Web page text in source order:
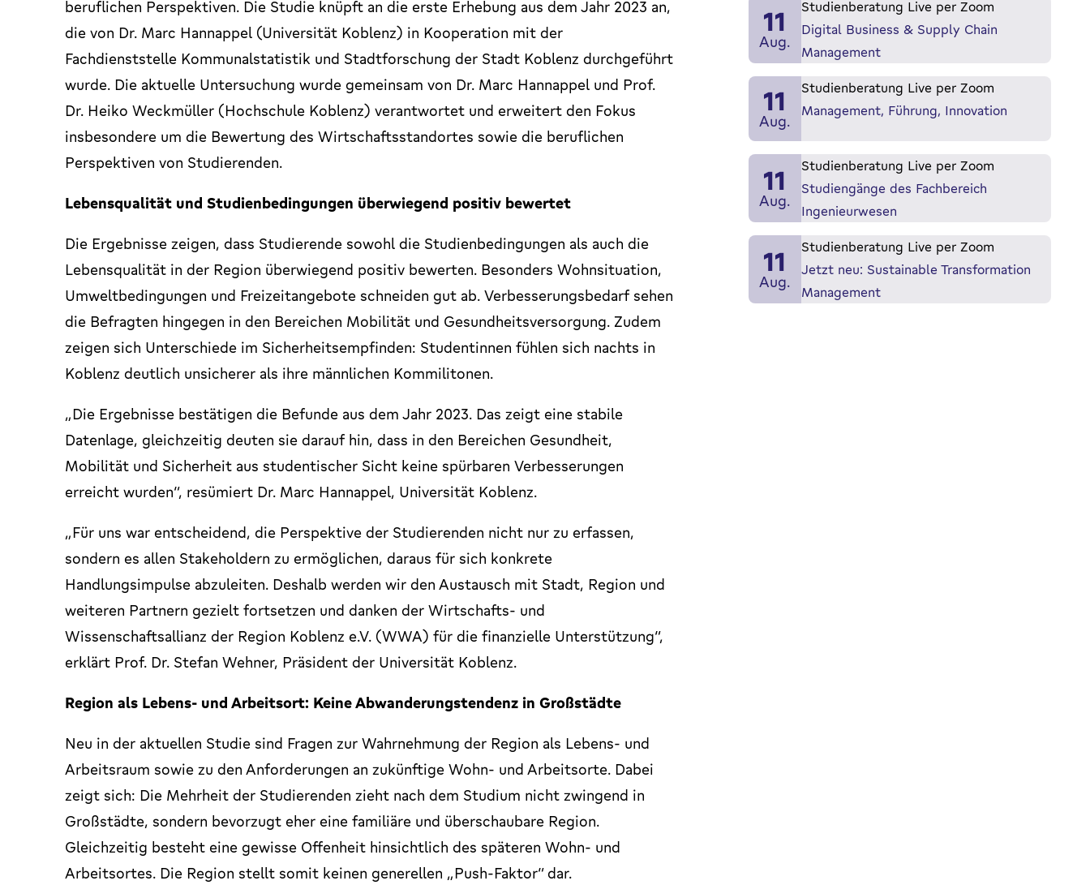
beruflichen Perspektiven. Die Studie knüpft an die erste Erhebung aus dem Jahr 2023 an,
die von Dr. Marc Hannappel (Universität Koblenz) in Kooperation mit der
Fachdienststelle Kommunalstatistik und Stadtforschung der Stadt Koblenz durchgeführt
wurde. Die aktuelle Untersuchung wurde gemeinsam von Dr. Marc Hannappel und Prof.
Dr. Heiko Weckmüller (Hochschule Koblenz) verantwortet und erweitert den Fokus
insbesondere um die Bewertung des Wirtschaftsstandortes sowie die beruflichen
Perspektiven von Studierenden.
Lebensqualität und Studienbedingungen überwiegend positiv bewertet
Die Ergebnisse zeigen, dass Studierende sowohl die Studienbedingungen als auch die
Lebensqualität in der Region überwiegend positiv bewerten. Besonders Wohnsituation,
Umweltbedingungen und Freizeitangebote schneiden gut ab. Verbesserungsbedarf sehen
die Befragten hingegen in den Bereichen Mobilität und Gesundheitsversorgung. Zudem
zeigen sich Unterschiede im Sicherheitsempfinden: Studentinnen fühlen sich nachts in
Koblenz deutlich unsicherer als ihre männlichen Kommilitonen.
„Die Ergebnisse bestätigen die Befunde aus dem Jahr 2023. Das zeigt eine stabile
Datenlage, gleichzeitig deuten sie darauf hin, dass in den Bereichen Gesundheit,
Mobilität und Sicherheit aus studentischer Sicht keine spürbaren Verbesserungen
erreicht wurden“, resümiert Dr. Marc Hannappel, Universität Koblenz.
„Für uns war entscheidend, die Perspektive der Studierenden nicht nur zu erfassen,
sondern es allen Stakeholdern zu ermöglichen, daraus für sich konkrete
Handlungsimpulse abzuleiten. Deshalb werden wir den Austausch mit Stadt, Region und
weiteren Partnern gezielt fortsetzen und danken der Wirtschafts- und
Wissenschaftsallianz der Region Koblenz e.V. (WWA) für die finanzielle Unterstützung“,
erklärt Prof. Dr. Stefan Wehner, Präsident der Universität Koblenz.
Region als Lebens- und Arbeitsort: Keine Abwanderungstendenz in Großstädte
Neu in der aktuellen Studie sind Fragen zur Wahrnehmung der Region als Lebens- und
Arbeitsraum sowie zu den Anforderungen an zukünftige Wohn- und Arbeitsorte. Dabei
zeigt sich: Die Mehrheit der Studierenden zieht nach dem Studium nicht zwingend in
Großstädte, sondern bevorzugt eher eine familiäre und überschaubare Region.
Gleichzeitig besteht eine gewisse Offenheit hinsichtlich des späteren Wohn- und
Arbeitsortes. Die Region stellt somit keinen generellen „Push-Faktor“ dar.
11
Aug.
Studienberatung Live per Zoom
Digital Business & Supply Chain
Management
11
Aug.
Studienberatung Live per Zoom
Management, Führung, Innovation
11
Aug.
Studienberatung Live per Zoom
Studiengänge des Fachbereich
Ingenieurwesen
11
Aug.
Studienberatung Live per Zoom
Jetzt neu: Sustainable Transformation
Management